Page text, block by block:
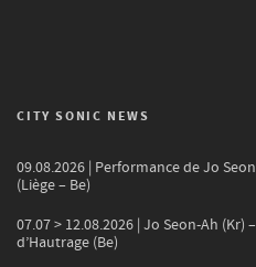
CITY SONIC NEWS
09.08.2026 | Performance de Jo
(Liège – Be)
07.07 > 12.08.2026 | Jo Seon-Ah
d’Hautrage (Be)